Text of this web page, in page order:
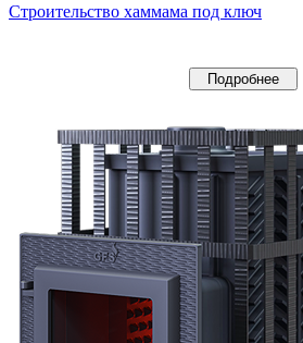
Строительство хаммама под ключ
Подробнее